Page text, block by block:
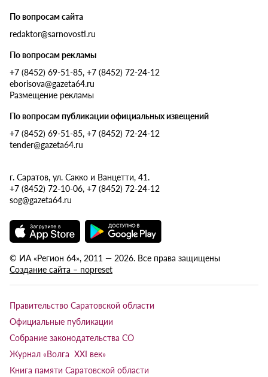
По вопросам сайта
redaktor@sarnovosti.ru
По вопросам рекламы
+7 (8452) 69-51-85, +7 (8452) 72-24-12
eborisova@gazeta64.ru
Размещение рекламы
По вопросам публикации официальных извещений
+7 (8452) 69-51-85, +7 (8452) 72-24-12
tender@gazeta64.ru
г. Саратов, ул. Сакко и Ванцетти, 41.
+7 (8452) 72-10-06, +7 (8452) 72-24-12
sog@gazeta64.ru
© ИА «Регион 64», 2011 — 2026. Все права защищены
Создание сайта – nopreset
Правительство Саратовской области
Официальные публикации
Собрание законодательства СО
Журнал «Волга XXI век»
Книга памяти Саратовской области